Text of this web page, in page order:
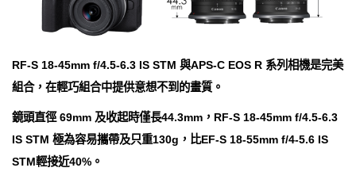
RF-S 18-45mm f/4.5-6.3 IS STM 與APS-C EOS R 系列相機是完美
組合，在輕巧組合中提供意想不到的畫質。
鏡頭直徑 69mm 及收起時僅長44.3mm，RF-S 18-45mm f/4.5-6.3
IS STM 極為容易攜帶及只重130g，比EF-S 18-55mm f/4-5.6 IS
STM輕接近40%。